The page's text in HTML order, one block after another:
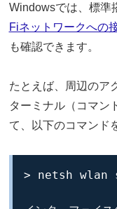
Windowsでは、標準
Fiネットワークへの
も確認できます。
たとえば、周辺のア
ターミナル（コマン
て、以下のコマンド
> netsh wlan